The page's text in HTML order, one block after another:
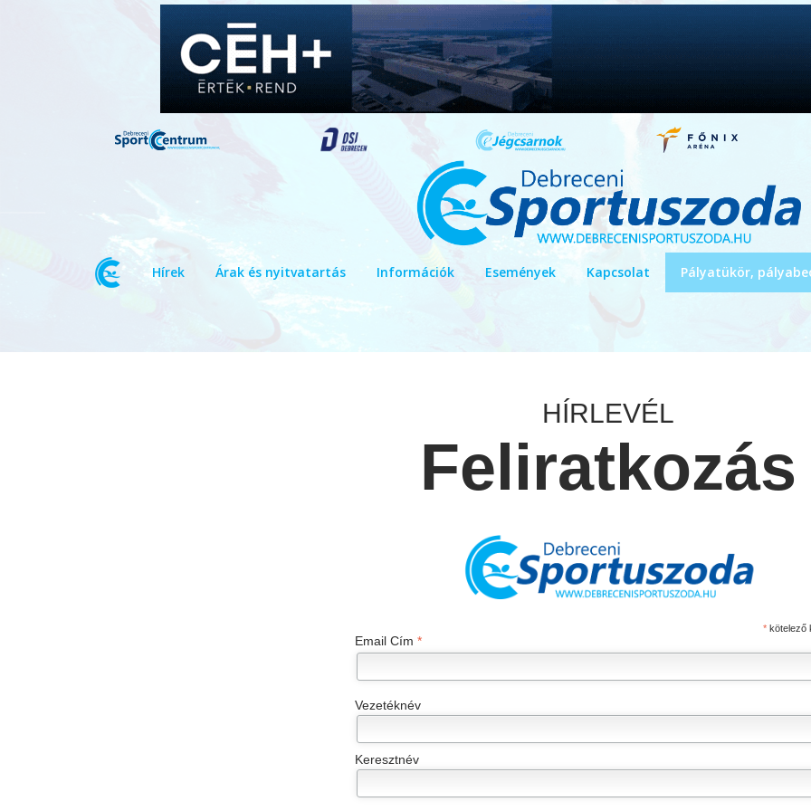
Hírek Árak és nyitvatartás Információk Események Kapcsolat Pályatükör,
HÍRLEVÉL
Feliratkozás
*kötelező
Email Cím *
Vezetéknév
Keresztnév